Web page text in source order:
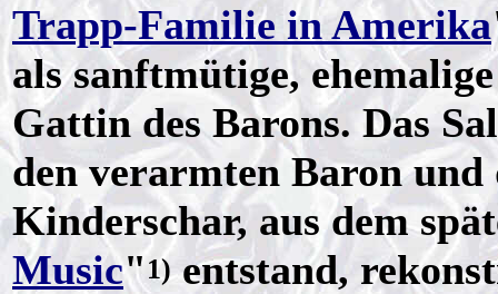
Trapp-Familie in Amerika
als sanftmütige,
Gattin des Barons. Das
den verarmten Baron und
Kinderschar, aus dem
Music"1)entstand,